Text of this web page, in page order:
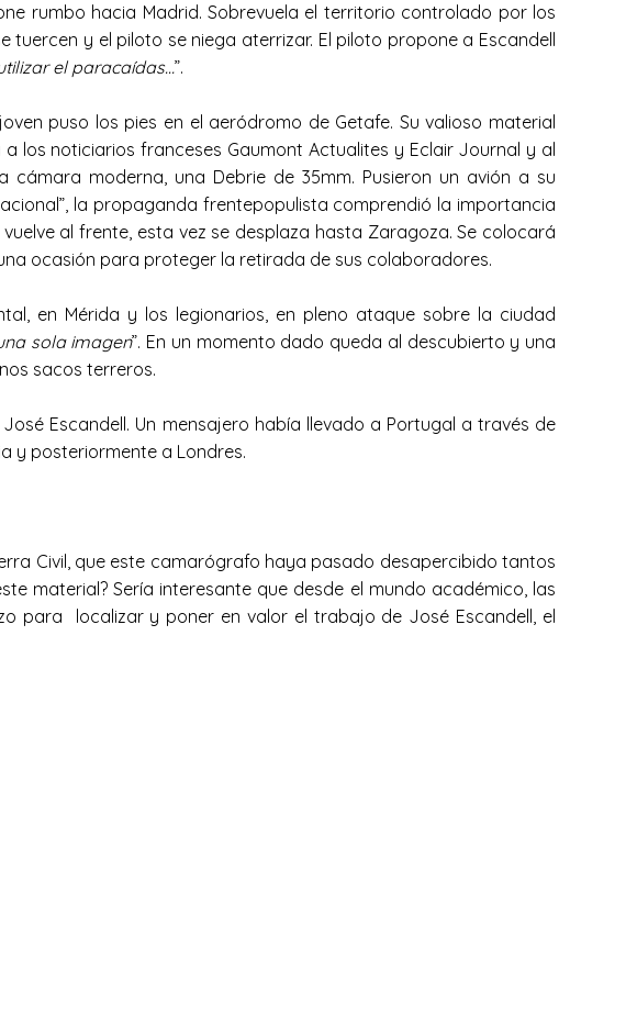
rumbo hacia Madrid. Sobrevuela el territorio controlado por los
y el piloto se niega aterrizar. El piloto propone a Escandell
el paracaídas…”.
puso los pies en el aeródromo de Getafe. Su valioso material
los noticiarios franceses Gaumont Actualites y Eclair Journal y al
moderna, una Debrie de 35mm. Pusieron un avión a su
la propaganda frentepopulista comprendió la importancia
al frente, esta vez se desplaza hasta Zaragoza. Se colocará
ocasión para proteger la retirada de sus colaboradores.
en Mérida y los legionarios, en pleno ataque sobre la ciudad
sola imagen”. En un momento dado queda al descubierto y una
sacos terreros.
Escandell. Un mensajero había llevado a Portugal a través de
y posteriormente a Londres.
Civil, que este camarógrafo haya pasado desapercibido tantos
material? Sería interesante que desde el mundo académico, las
para localizar y poner en valor el trabajo de José Escandell, el